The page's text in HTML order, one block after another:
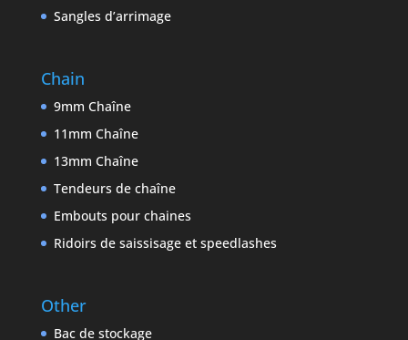
Sangles d’arrimage
Chain
9mm Chaîne
11mm Chaîne
13mm Chaîne
Tendeurs de chaîne
Embouts pour chaines
Ridoirs de saissisage et speedlashes
Other
Bac de stockage